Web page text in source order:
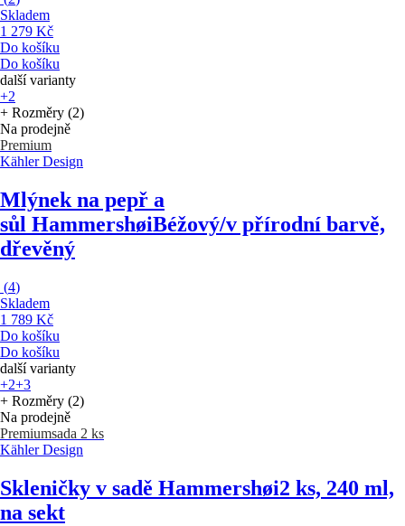
Skladem
1 279 Kč
Do košíku
Do košíku
další varianty
+2
+ Rozměry (2)
Na prodejně
Premium
Kähler Design
Mlýnek na pepř a
sůl HammershøiBéžový/v přírodní barvě,
dřevěný
(4)
Skladem
1 789 Kč
Do košíku
Do košíku
další varianty
+2+3
+ Rozměry (2)
Na prodejně
Premiumsada 2 ks
Kähler Design
Skleničky v sadě Hammershøi2 ks, 240 ml,
na sekt